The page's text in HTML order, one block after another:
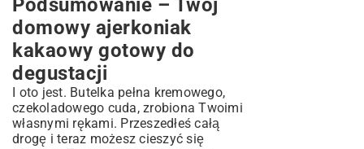
Podsumowanie – Twój
domowy ajerkoniak
kakaowy gotowy do
degustacji
I oto jest. Butelka pełna kremowego,
czekoladowego cuda, zrobiona Twoimi
własnymi rękami. Przeszedłeś całą
drogę i teraz możesz cieszyć się